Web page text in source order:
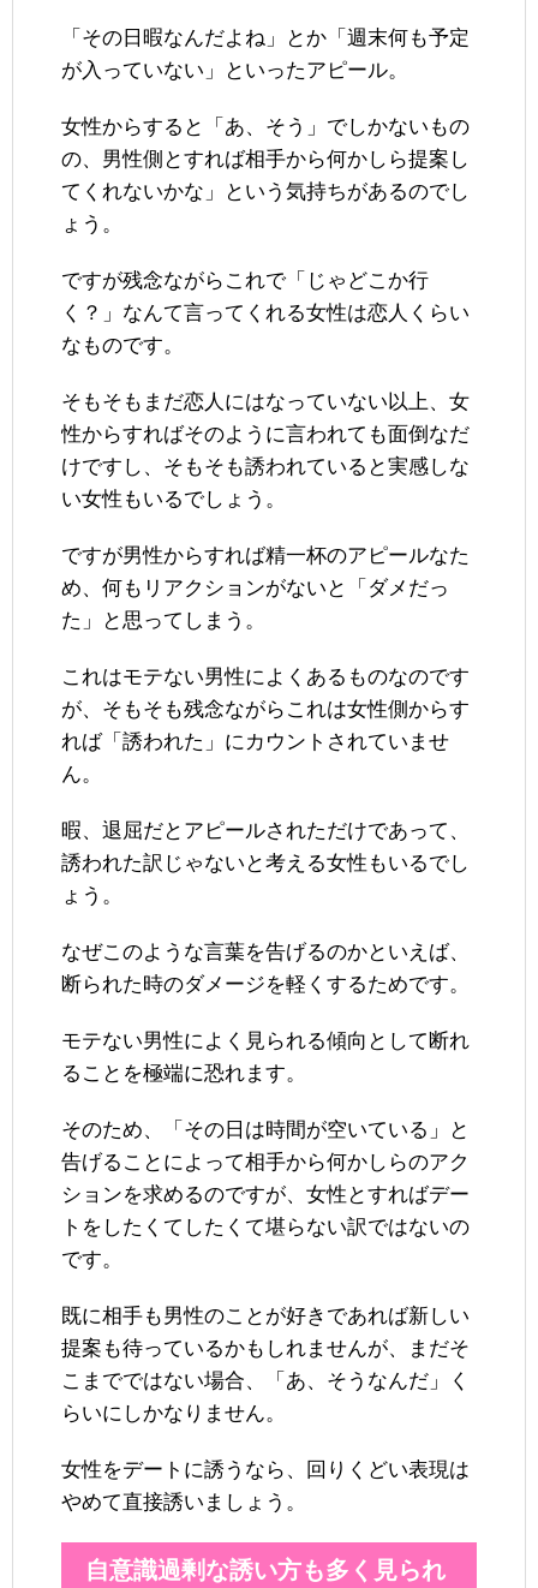
「その日暇なんだよね」とか「週末何も予定
が入っていない」といったアピール。
女性からすると「あ、そう」でしかないもの
の、男性側とすれば相手から何かしら提案し
てくれないかな」という気持ちがあるのでし
ょう。
ですが残念ながらこれで「じゃどこか行
く？」なんて言ってくれる女性は恋人くらい
なものです。
そもそもまだ恋人にはなっていない以上、女
性からすればそのように言われても面倒なだ
けですし、そもそも誘われていると実感しな
い女性もいるでしょう。
ですが男性からすれば精一杯のアピールなた
め、何もリアクションがないと「ダメだっ
た」と思ってしまう。
これはモテない男性によくあるものなのです
が、そもそも残念ながらこれは女性側からす
れば「誘われた」にカウントされていませ
ん。
暇、退屈だとアピールされただけであって、
誘われた訳じゃないと考える女性もいるでし
ょう。
なぜこのような言葉を告げるのかといえば、
断られた時のダメージを軽くするためです。
モテない男性によく見られる傾向として断れ
ることを極端に恐れます。
そのため、「その日は時間が空いている」と
告げることによって相手から何かしらのアク
ションを求めるのですが、女性とすればデー
トをしたくてしたくて堪らない訳ではないの
です。
既に相手も男性のことが好きであれば新しい
提案も待っているかもしれませんが、まだそ
こまでではない場合、「あ、そうなんだ」く
らいにしかなりません。
女性をデートに誘うなら、回りくどい表現は
やめて直接誘いましょう。
自意識過剰な誘い方も多く見られ